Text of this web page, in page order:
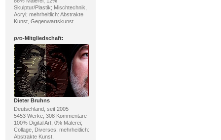
Skulptur/Plastik; Mischtechnik,
Acryl; mehrheitlich: Abstrakte
Kunst, Gegenwartskunst
pro-Mitgliedschaft:
Dieter Bruhns
Deutschland, seit 2005
5453 Werke, 308 Kommentare
100% Digital Art, 0% Malerei;
Collage, Diverses; mehrheitlich:
Abstrakte Kunst,